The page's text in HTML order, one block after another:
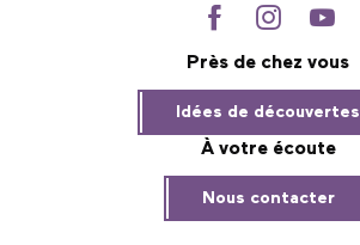
Près de chez vous
Idées de découvertes
À votre écoute
Nous contacter